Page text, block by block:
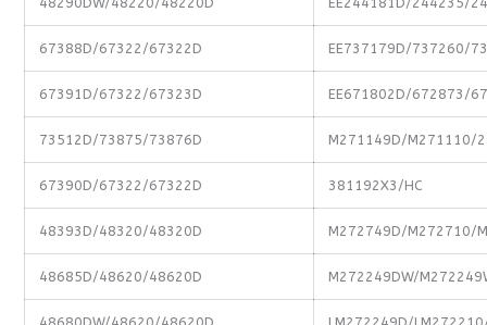
67388D/67322/67322D EE737179D/737260/
67391D/67322/67323D EE671802D/672873/
73512D/73875/73876D M271149D/M271110/
67390D/67322/67322D 381192X3/HC
48393D/48320/48320D M272749D/M272710/
48685D/48620/48620D M272249DW/